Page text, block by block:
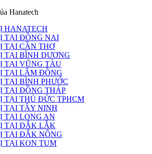
Hanatech
HANATECH
TẠI ĐỒNG NAI
TẠI CẦN THƠ
TẠI BÌNH DƯƠNG
TẠI VŨNG TÀU
TẠI LÂM ĐỒNG
TẠI BÌNH PHƯỚC
TẠI ĐỒNG THÁP
TẠI THỦ ĐỨC TPHCM
TẠI TÂY NINH
TẠI LONG AN
TẠI ĐẮK LẮK
TẠI ĐẮK NÔNG
TẠI KON TUM